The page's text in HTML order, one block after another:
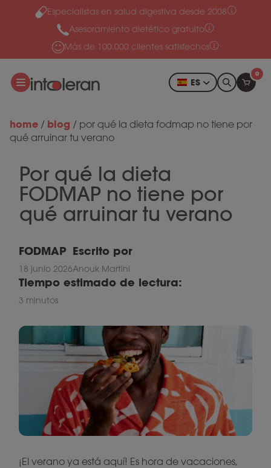
Ir al contenido
Especialistas en salud digestiva desde 2008
Asesoramiento dietético gratuito
Más de 100.000 clientes satisfechos
ES
0
home / blog / por qué la dieta fodmap no tiene por
qué arruinar tu verano
Por qué la dieta
FODMAP no tiene por
qué arruinar tu verano
FODMAP
18 junio 2026
Escrito por
Anouk Martini
Tiempo estimado de lectura:
3 minutos
¡El verano ya está aquí! Es hora de vacaciones,